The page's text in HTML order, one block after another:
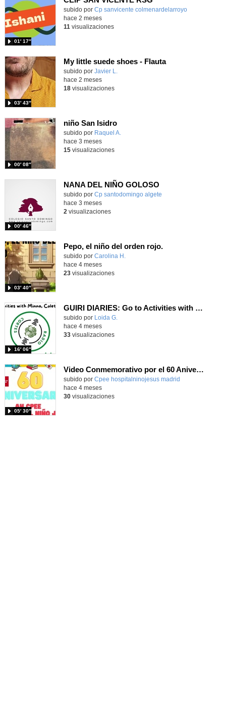
Contenido educativo.
subido por Cp sanvicente colmenardelarroyo
01′ 17″
-
hace 2 meses
11 visualizaciones
My little suede shoes - Flauta
Contenido educativo.
subido por Javier L.
03′ 43″
hace 2 meses
18visualizaciones
niño San Isidro
Contenido educativo.
subido por Raquel A.
00′ 08″
hace 3 meses
15visualizaciones
NANA DEL NIÑO GOLOSO
Contenido educativo.
subido por Cp santodomingo algete
00′ 46″
hace 3 meses
2 visualizaciones
Pepo, el niño del orden rojo.
Contenido educativo.
subido por Carolina H.
03′ 40″
hace 4 meses
23visualizaciones
GUIRI DIARIES: Go to Activities with Minna, Colette & Ryan
Contenido educativo.
subido por Loida G.
16′ 06″
hace 4 meses
33visualizaciones
Video Conmemorativo por el 60 Aniversario del Cole del Hospital
subido por Cpee hospitalninojesus madrid
05′ 30″
hace 4 meses
30visualizaciones